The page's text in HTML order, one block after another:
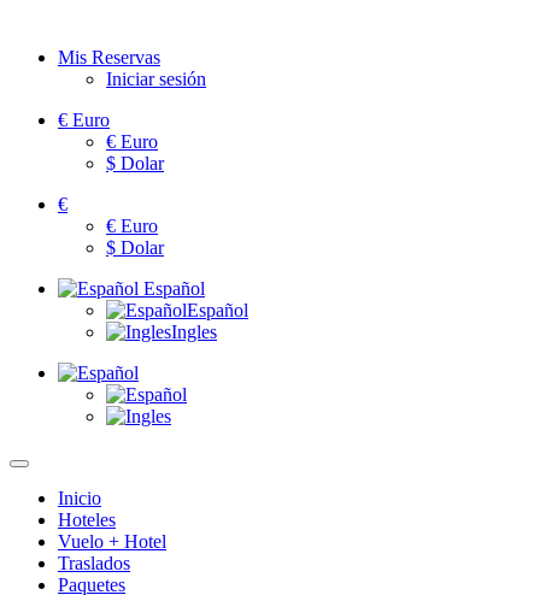
Mis Reservas
Iniciar sesión
€ Euro
€ Euro
$ Dolar
€
€ Euro
$ Dolar
Español
Español
Ingles
Inicio
Hoteles
Vuelo + Hotel
Traslados
Paquetes